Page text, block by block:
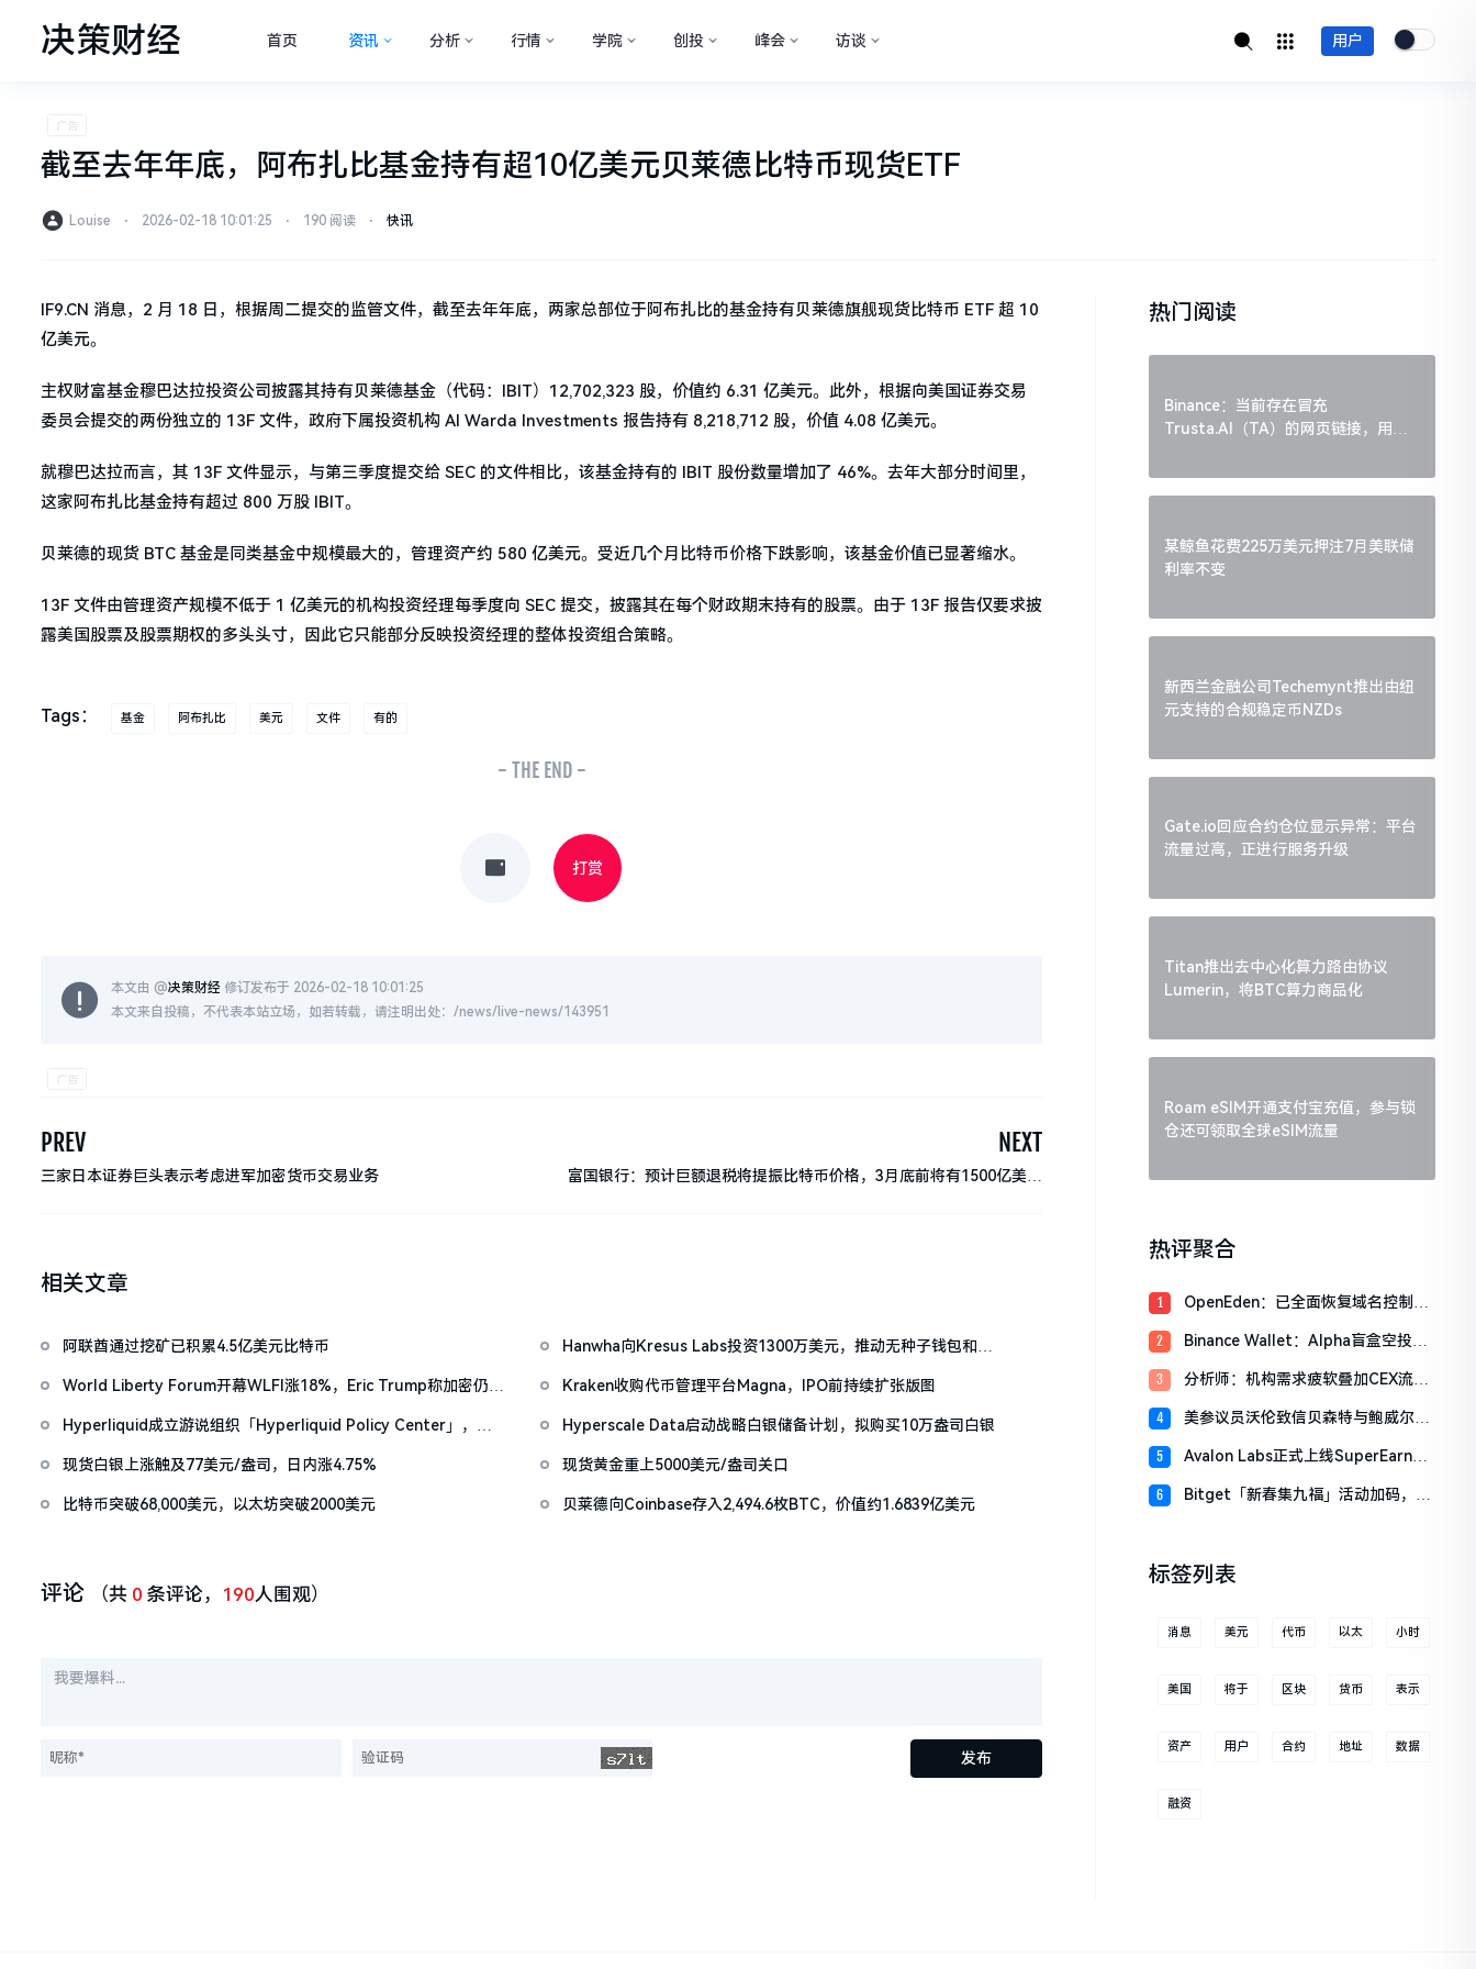
决策财经 首页 资讯 分析 行情 学院 创投 峰会 访谈 用户
截至去年年底，阿布扎比基金持有超10亿美元贝莱德比特币现货ETF
Louise ⋅ 2026-02-18 10:01:25 ⋅ 190 阅读 ⋅ 快讯
IF9.CN 消息，2 月 18 日，根据周二提交的监管文件，截至去年年底，两家总部位于阿布扎比的基金持有贝莱德旗舰现货比特币 ETF 超 10
亿美元。
主权财富基金穆巴达拉投资公司披露其持有贝莱德基金（代码：IBIT）12,702,323 股，价值约 6.31 亿美元。此外，根据向美国证券交易
委员会提交的两份独立的 13F 文件，政府下属投资机构 Al Warda Investments 报告持有 8,218,712 股，价值 4.08 亿美元。
就穆巴达拉而言，其 13F 文件显示，与第三季度提交给 SEC 的文件相比，该基金持有的 IBIT 股份数量增加了 46%。去年大部分时间里，
这家阿布扎比基金持有超过 800 万股 IBIT。
贝莱德的现货 BTC 基金是同类基金中规模最大的，管理资产约 580 亿美元。受近几个月比特币价格下跌影响，该基金价值已显著缩水。
13F 文件由管理资产规模不低于 1 亿美元的机构投资经理每季度向 SEC 提交，披露其在每个财政期末持有的股票。由于 13F 报告仅要求披
露美国股票及股票期权的多头头寸，因此它只能部分反映投资经理的整体投资组合策略。
Tags： 基金 阿布扎比 美元 文件 有的
- THE END -
打赏
本文由 @决策财经 修订发布于 2026-02-18 10:01:25
本文来自投稿，不代表本站立场，如若转载，请注明出处：/news/live-news/143951
PREV
三家日本证券巨头表示考虑进军加密货币交易业务
NEXT
富国银行：预计巨额退税将提振比特币价格，3月底前将有1500亿美元
相关文章
阿联酋通过挖矿已积累4.5亿美元比特币
Hanwha向Kresus Labs投资1300万美元，推动无种子钱包和
World Liberty Forum开幕WLFI涨18%，Eric Trump称加密仍处
Kraken收购代币管理平台Magna，IPO前持续扩张版图
Hyperliquid成立游说组织「Hyperliquid Policy Center」，将
Hyperscale Data启动战略白银储备计划，拟购买10万盎司白银
现货白银上涨触及77美元/盎司，日内涨4.75% 现货黄金重上5000美元/盎司关口
比特币突破68,000美元，以太坊突破2000美元 贝莱德向Coinbase存入2,494.6枚BTC，价值约1.6839亿美元
评论 （共 0 条评论， 190人围观）
发布
热门阅读
Binance：当前存在冒充
Trusta.AI（TA）的网页链接，用户
某鲸鱼花费225万美元押注7月美联储
利率不变
新西兰金融公司Techemynt推出由纽
元支持的合规稳定币NZDs
Gate.io回应合约仓位显示异常：平台
流量过高，正进行服务升级
Titan推出去中心化算力路由协议
Lumerin，将BTC算力商品化
Roam eSIM开通支付宝充值，参与锁
仓还可领取全球eSIM流量
热评聚合
1
OpenEden：已全面恢复域名控制，
2
Binance Wallet：Alpha盲盒空投将
分
3
分析师：机构需求疲软叠加CEX流入
4
美参议员沃伦致信贝森特与鲍威尔，
行业
5
Avalon Labs正式上线SuperEarn理
6
Bitget「新春集九福」活动加码，报
标签列表
消息 美元 代币 以太 小时
美国 将于 区块 货币 表示
资产 用户 合约 地址 数据
融资